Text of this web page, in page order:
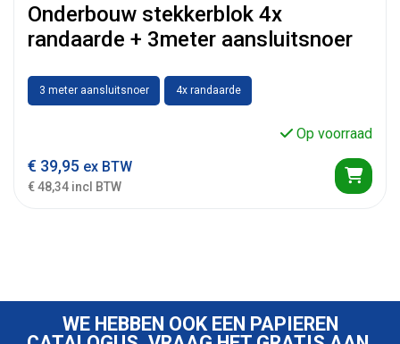
Onderbouw stekkerblok 4x
randaarde + 3meter aansluitsnoer
3 meter aansluitsnoer 4x randaarde
Op voorraad
€ 39,95 ex BTW
€ 48,34 incl BTW
WE HEBBEN OOK EEN PAPIEREN